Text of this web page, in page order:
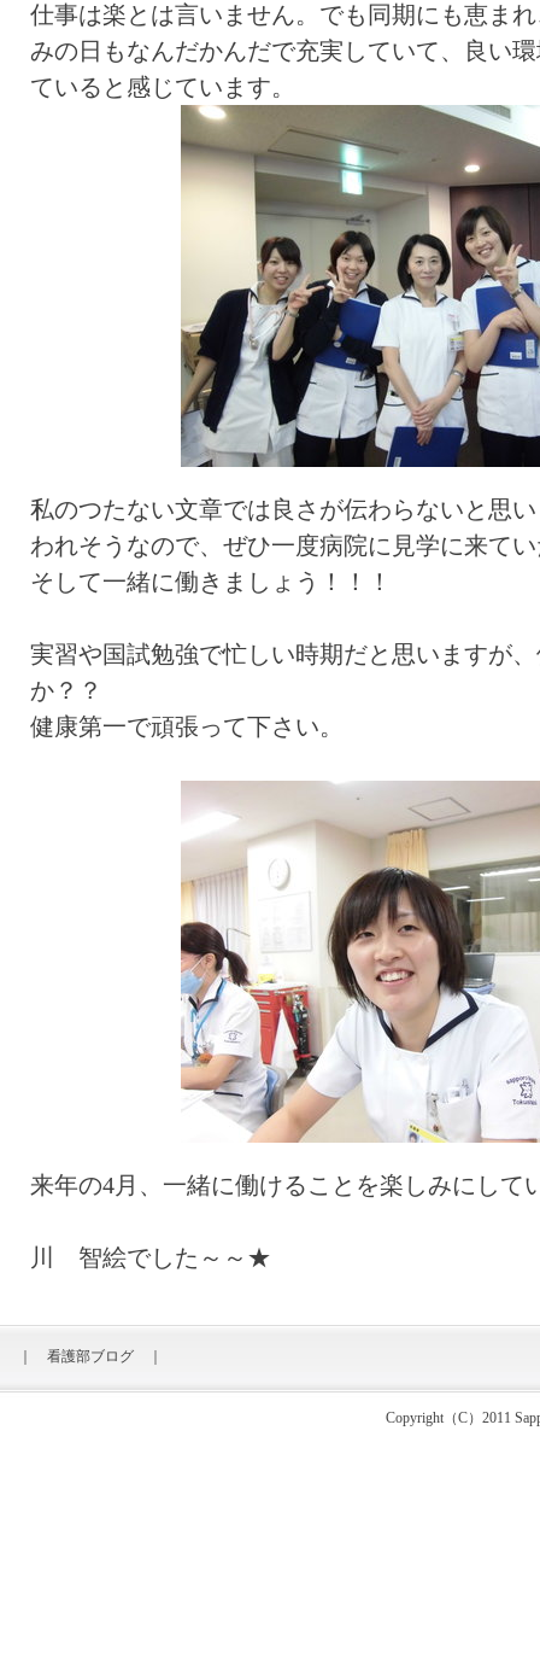
仕事は楽とは言いません。でも同期にも恵ま
みの日もなんだかんだで充実していて、良い
ていると感じています。
私のつたない文章では良さが伝わらないと思
われそうなので、ぜひ一度病院に見学に来て
そして一緒に働きましょう！！！
実習や国試勉強で忙しい時期だと思いますが
か？？
健康第一で頑張って下さい。
来年の4月、一緒に働けることを楽しみにして
川 智絵でした～～★
看護部ブログ
Copyright（C）2011